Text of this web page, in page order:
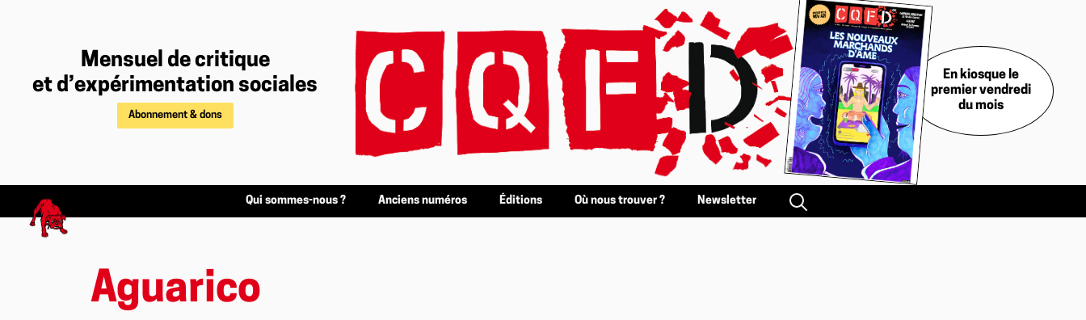
Mensuel de critique
et d’expérimentation sociales
Abonnement & dons
En kiosque le
premier vendredi
du mois
Qui sommes-nous ? Anciens numéros Éditions Où nous trouver ? Newsletter
Aguarico